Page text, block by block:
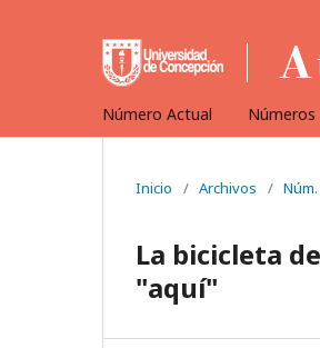
Número Actual
Inicio / Archivos / Núm.
La bicicleta
"aquí"